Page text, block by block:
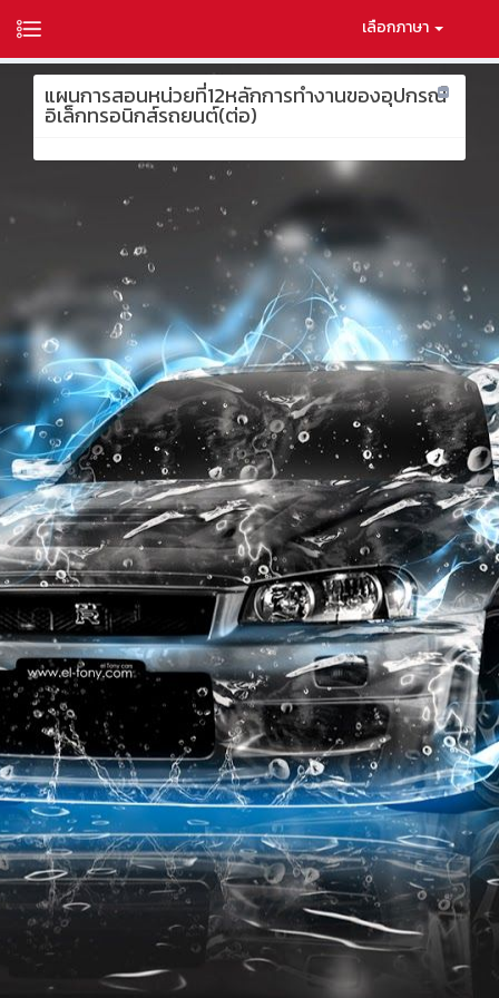
เลือกภาษา
แผนการสอนหน่วยที่12หลักการทำงานของอุปกรณ์
อิเล็กทรอนิกส์รถยนต์(ต่อ)